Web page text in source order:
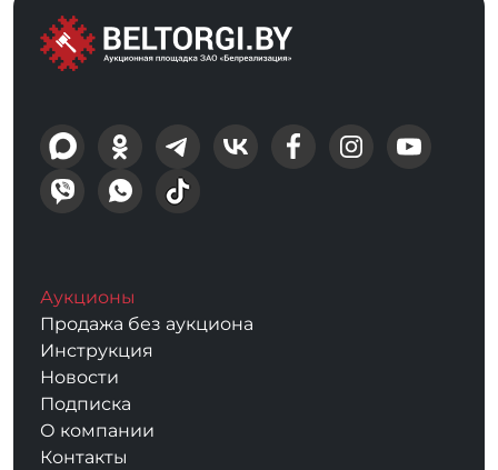
Аукционы
Продажа без аукциона
Инструкция
Новости
Подписка
О компании
Контакты